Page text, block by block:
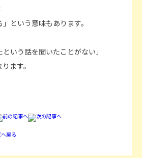
」という意味もあります。
という話を聞いたことがない」
ます。